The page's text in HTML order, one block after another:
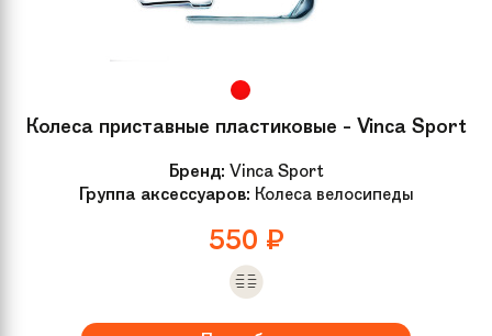
Колеса приставные пластиковые - Vinca Sport
Бренд: Vinca Sport
Группа аксессуаров: Колеса велосипеды
550 ₽